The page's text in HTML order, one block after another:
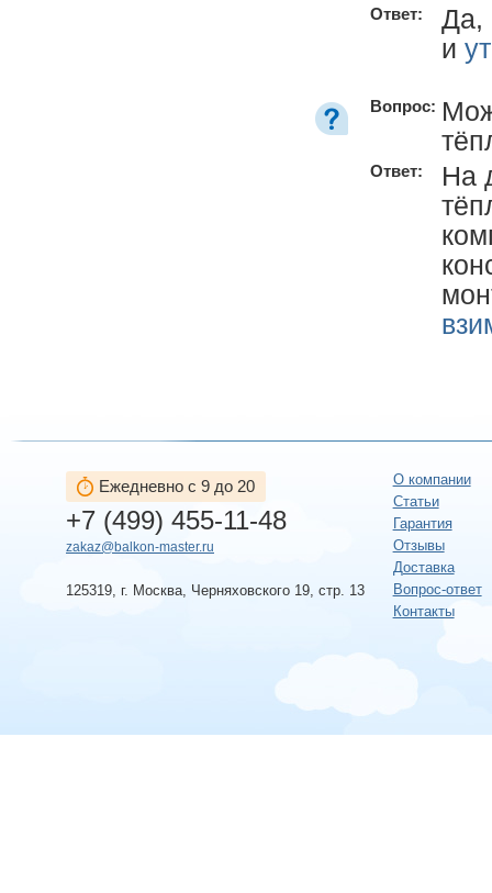
Ответ:
Да,
и
Вопрос:
Ответ:
На
Ежедневно с 9 до 20
+7 (499) 455-11-48
zakaz@balkon-master.ru
125319, г. Москва, Черняховского 19, стр. 13
О компании
Статьи
Гарантия
Отзывы
Доставка
Вопрос-ответ
Контакты